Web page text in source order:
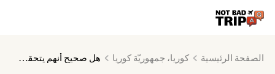
الصفحة الرئيسية كوريا، جمهوريّة كوريا هل صحيح أنهم يتحققون من كمية المال التي أحضرتها معي إلى كوريا عند الوصول؟ على سبيل المثال، إذا كانت كمية صغيرة.